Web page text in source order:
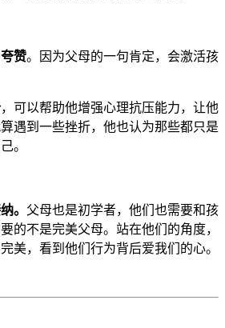
赞。因为父母的一句肯定，会激活孩
，可以帮助他增强心理抗压能力，让他
遇到一些挫折，他也认为那些都只是
。
。 父母也是初学者，他们也需要和孩
的不是完美父母。站在他们的角度，
美，看到他们行为背后爱我们的心。